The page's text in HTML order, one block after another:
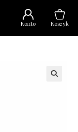
Konto Koszyk